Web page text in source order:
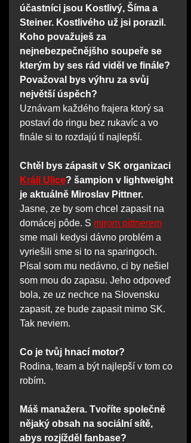
účastníci jsou Kostlivý, Šíma a
Steiner. Kostlivého už jsi porazil.
Koho považuješ za
nejnebezpečnějšho soupeře se
kterým by ses rád viděl ve finále?
Považoval bys výhru za svůj
největší úspěch?
Uznávam každého frajera ktorý sa
postaví do ringu bez rukavíc a vo
finále si to rozdajú tí najlepší.
Chtěl bys zápasit v SK organizaci
Králi Ulice? šampion v lightweight
je aktuálně Miroslav Pittner.
Jasne, ze by som chcel zapasit na
domácej pôde. S mirom pittnerem
sme mali kedysi dávno problém a
vyriešili sme si to na sparingoch.
Písal som mu nedávno, ci by nešiel
som mou do zapasu. Jeho odpoveď
bola, ze uz nechce na Slovensku
zapasit, ze bude zapasit mimo SK.
Tak neviem.
Co je tvůj hnací motor?
Rodina, team a být najlepší v tom co
robím.
Máš manažera. Tvoříte společně
nějaký obsah na sociální sítě,
abys rozjížděl fanbase?